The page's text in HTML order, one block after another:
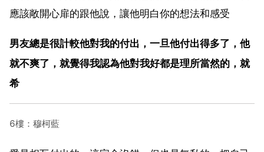
應該敞開心扉的跟他說，讓他明白你的想法和感受
男友總是很計較他對我的付出，一旦他付出得多了，他
就不爽了，就覺得我認為他對我好都是理所當然的，就
希
6樓：穆柯藍